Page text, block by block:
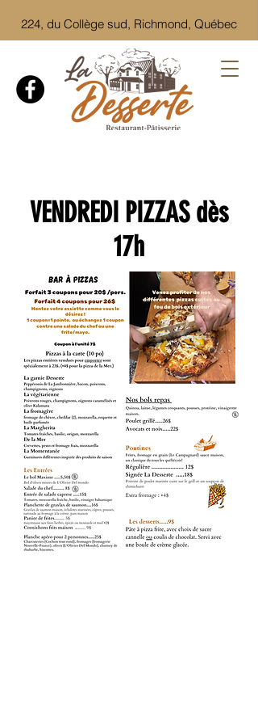
224, du Collège sud, Richmond, Québec
VENDREDI PIZZAS dès
17h